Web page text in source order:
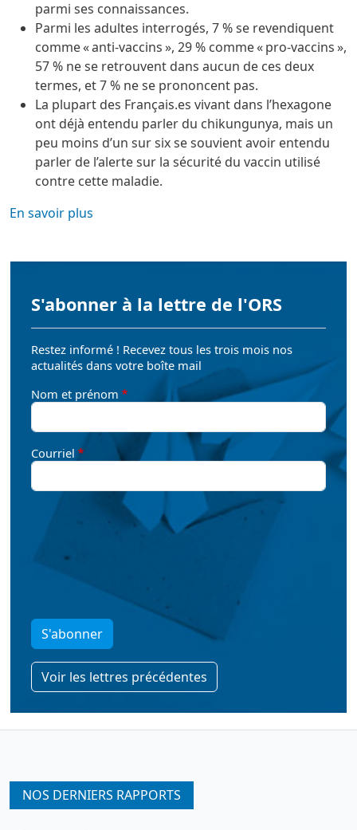
parmi ses connaissances.
Parmi les adultes interrogés, 7 % se revendiquent
comme « anti-vaccins », 29 % comme « pro-vaccins »,
57 % ne se retrouvent dans aucun de ces deux
termes, et 7 % ne se prononcent pas.
La plupart des Français.es vivant dans l’hexagone
ont déjà entendu parler du chikungunya, mais un
peu moins d’un sur six se souvient avoir entendu
parler de l’alerte sur la sécurité du vaccin utilisé
contre cette maladie.
En savoir plus
S'abonner à la lettre de l'ORS
Restez informé ! Recevez tous les trois mois nos
actualités dans votre boîte mail
Nom et prénom
Courriel
S'abonner
Voir les lettres précédentes
NOS DERNIERS RAPPORTS